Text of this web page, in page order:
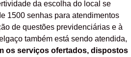
da escolha do local se
1500 senhas para atendimentos
de questões previdenciárias e à
também está sendo atendida,
os serviços ofertados, dispostos